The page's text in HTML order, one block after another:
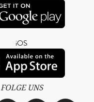
iOS
FOLGE UNS